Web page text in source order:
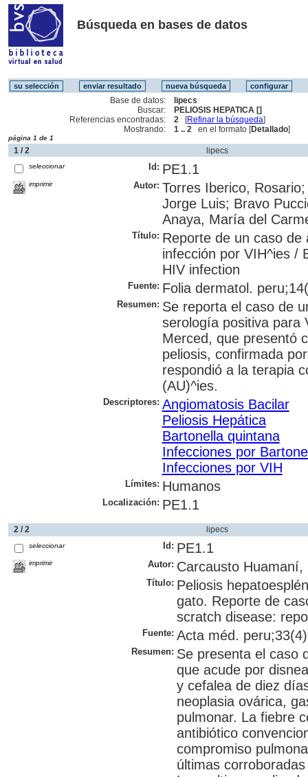
Búsqueda en bases de datos
Base de datos:
lipecs
Buscar:
PELIOSIS HEPATICA []
Referencias encontradas:
2 [Refinar la búsqueda]
Mostrando:
1 .. 2 en el formato [Detallado]
página 1 de 1
1 / 2 lipecs
seleccionar
imprimir
Id: PE1.1
Autor: Torres Iberico,
Jorge Luis; Bravo
Anaya, María del
Título: Reporte de un caso de
infección por VIH^ies /
HIV infection
Fuente: Folia dermatol.
Resumen: Se reporta el caso de
serología positiva para
Merced, que presentó
peliosis, confirmada
respondió a la terapia
(AU)^ies.
Descriptores: Angiomatosis Bacilar
Peliosis Hepática
Bartonella quintana
Infecciones por
Infecciones por VIH
Límites: Humanos
Localización: PE1.1
2 / 2 lipecs
seleccionar
imprimir
Id: PE1.1
Autor: Carcausto Huamaní,
Título: Peliosis
gato. Reporte de
scratch disease:
Fuente: Acta méd.
Resumen: Se presenta el caso
que acude por
y cefalea de diez
neoplasia ovárica,
pulmonar. La fiebre
antibiótico
compromiso
últimas